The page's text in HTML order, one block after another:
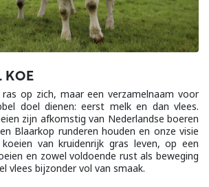
KOE
op zich, maar een verzamelnaam voor
doel dienen: eerst melk en dan vlees.
zijn afkomstig van Nederlandse boeren
Blaarkop runderen houden en onze visie
van kruidenrijk gras leven, op een
en zowel voldoende rust als beweging
vlees bijzonder vol van smaak.